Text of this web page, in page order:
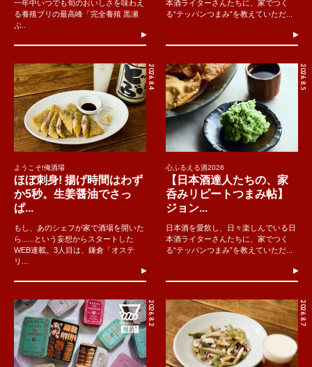
一年中いつでも旬のおいしさを味わえ
る養殖ブリの最高峰「完全養殖 黒瀬
ぶ..
本酒ライターさんたちに、家でつく
る“テッパンつまみ”を教えていただ...
2026.8.4
ようこそ!俺酒場
ほぼ刺身! 揚げ時間はわず
か5秒。生姜醤油でさっ
ぱ...
もし、あのシェフが家で酒場を開いた
ら......という妄想からスタートした
WEB連載。3人目は、鎌倉「オステ
リ...
2026.8.5
心ふるえる酒2026
【日本酒達人たちの、家
呑みリピートつまみ帖】
ジョン...
日本酒を愛飲し、日々楽しんでいる日
本酒ライターさんたちに、家でつく
る“テッパンつまみ”を教えていただ...
2026.8.2 2026.8.7